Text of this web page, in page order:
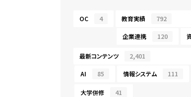
OC 4 教育実績 792
企業連携 120
最新コンテンツ 2,401
AI 85 情報システム 111
大学併修 41